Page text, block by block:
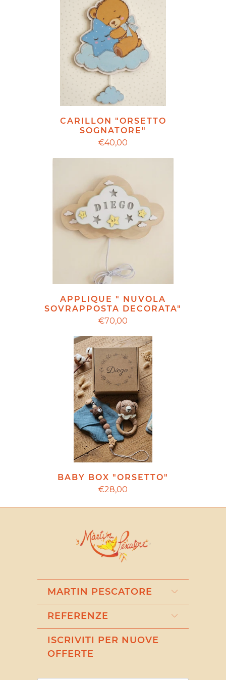
CARILLON "ORSETTO
SOGNATORE"
€40,00
APPLIQUE " NUVOLA
SOVRAPPOSTA DECORATA"
€70,00
BABY BOX "ORSETTO"
€28,00
MARTIN PESCATORE
REFERENZE
ISCRIVITI PER NUOVE
OFFERTE